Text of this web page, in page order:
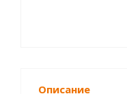
Описание